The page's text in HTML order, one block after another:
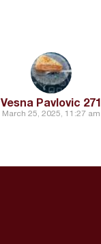
Vesna Pavlovic 271
March 25, 2025, 11:27 am